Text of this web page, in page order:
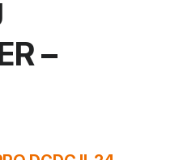
–